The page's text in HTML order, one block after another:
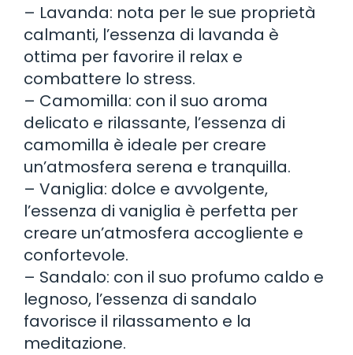
– Lavanda: nota per le sue proprietà
calmanti, l’essenza di lavanda è
ottima per favorire il relax e
combattere lo stress.
– Camomilla: con il suo aroma
delicato e rilassante, l’essenza di
camomilla è ideale per creare
un’atmosfera serena e tranquilla.
– Vaniglia: dolce e avvolgente,
l’essenza di vaniglia è perfetta per
creare un’atmosfera accogliente e
confortevole.
– Sandalo: con il suo profumo caldo e
legnoso, l’essenza di sandalo
favorisce il rilassamento e la
meditazione.